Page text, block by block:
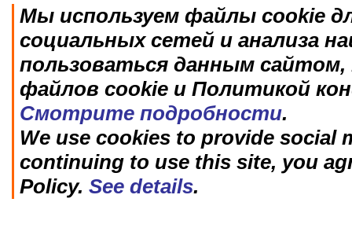
Мы используем файлы cookie
социальных сетей и анализа
пользоваться данным
файлов cookie и Политикой
Смотрите подробности.
We use cookies to provide social
continuing to use this site, you
Policy. See details.